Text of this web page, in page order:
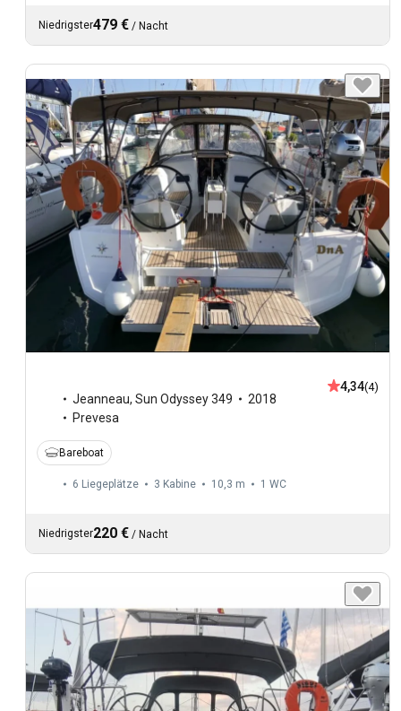
Niedrigster479 € / Nacht
Jeanneau, Sun Odyssey 349
2018
Prevesa
4,34(4)
Bareboat
6 Liegeplätze 3 Kabine 10,3 m 1 WC
Niedrigster220 € / Nacht